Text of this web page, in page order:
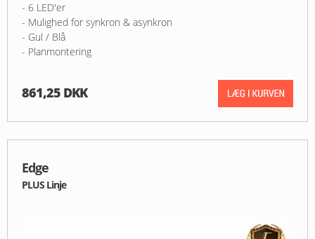
- 6 LED'er
- Mulighed for synkron & asynkron
- Gul / Blå
- Planmontering
861,25 DKK
Edge
PLUS Linje